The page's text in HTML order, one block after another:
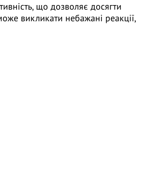
що дозволяє досягти
викликати небажані реакції,